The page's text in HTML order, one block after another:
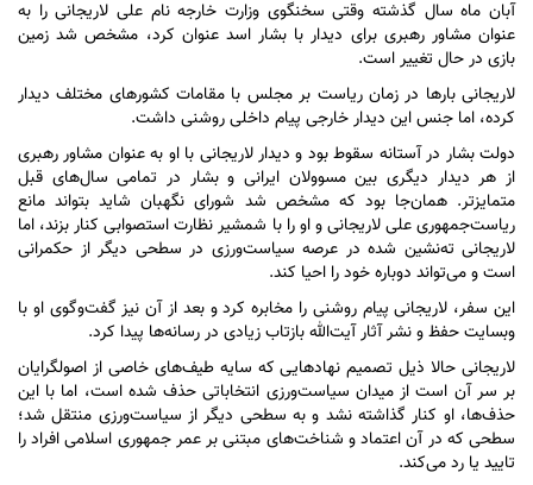
آبان ماه سال گذشته وقتی سخنگوی وزارت خارجه نام علی لاریجانی را به
عنوان مشاور رهبری برای دیدار با بشار اسد عنوان کرد، مشخص شد زمین
بازی در حال تغییر است.
لاریجانی بار‌ها در زمان ریاست بر مجلس با مقامات کشور‌های مختلف دیدار
کرده، اما جنس این دیدار خارجی پیام داخلی روشنی داشت.
دولت بشار در آستانه سقوط بود و دیدار لاریجانی با او به عنوان مشاور رهبری
از هر دیدار دیگری بین مسوولان ایرانی و بشار در تمامی سال‌های قبل
متمایزتر. همان‌جا بود که مشخص شد شورای نگهبان شاید بتواند مانع
ریاست‌جمهوری علی لاریجانی و او را با شمشیر نظارت استصوابی کنار بزند، اما
لاریجانی ته‌نشین شده در عرصه سیاست‌ورزی در سطحی دیگر از حکمرانی
است و می‌تواند دوباره خود را احیا کند.
این سفر، لاریجانی پیام روشنی را مخابره کرد و بعد از آن نیز گفت‌وگوی او با
وبسایت حفظ و نشر آثار آیت‌الله بازتاب زیادی در رسانه‌ها پیدا کرد.
لاریجانی حالا ذیل تصمیم نهاد‌هایی که سایه طیف‌های خاصی از اصولگرایان
بر سر آن است از میدان سیاست‌ورزی انتخاباتی حذف شده است، اما با این
حذف‌ها، او کنار گذاشته نشد و به سطحی دیگر از سیاست‌ورزی منتقل شد؛
سطحی که در آن اعتماد و شناخت‌های مبتنی بر عمر جمهوری اسلامی افراد را
تایید یا رد می‌کند.